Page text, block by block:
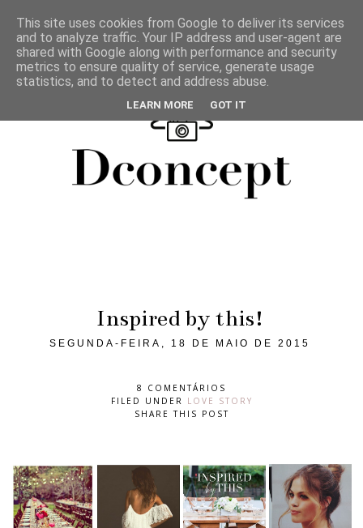
Inspired by this!
SEGUNDA-FEIRA, 18 DE MAIO DE 2015
8 COMENTÁRIOS
FILED UNDER LOVE STORY
SHARE THIS POST
This site uses cookies from Google to deliver its services
and to analyze traffic. Your IP address and user-agent are
shared with Google along with performance and security
metrics to ensure quality of service, generate usage
statistics, and to detect and address abuse.
LEARN MORE GOT IT